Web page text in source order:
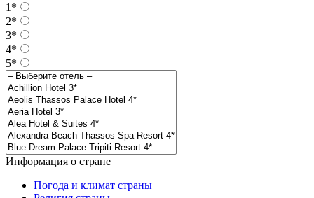
1*
2*
3*
4*
5*
Информация о стране
Погода и климат страны